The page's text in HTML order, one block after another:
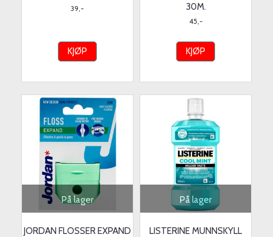
39,-
KJØP
30M.
45,-
KJØP
På lager
JORDAN FLOSSER EXPAND
På lager
LISTERINE MUNNSKYLL